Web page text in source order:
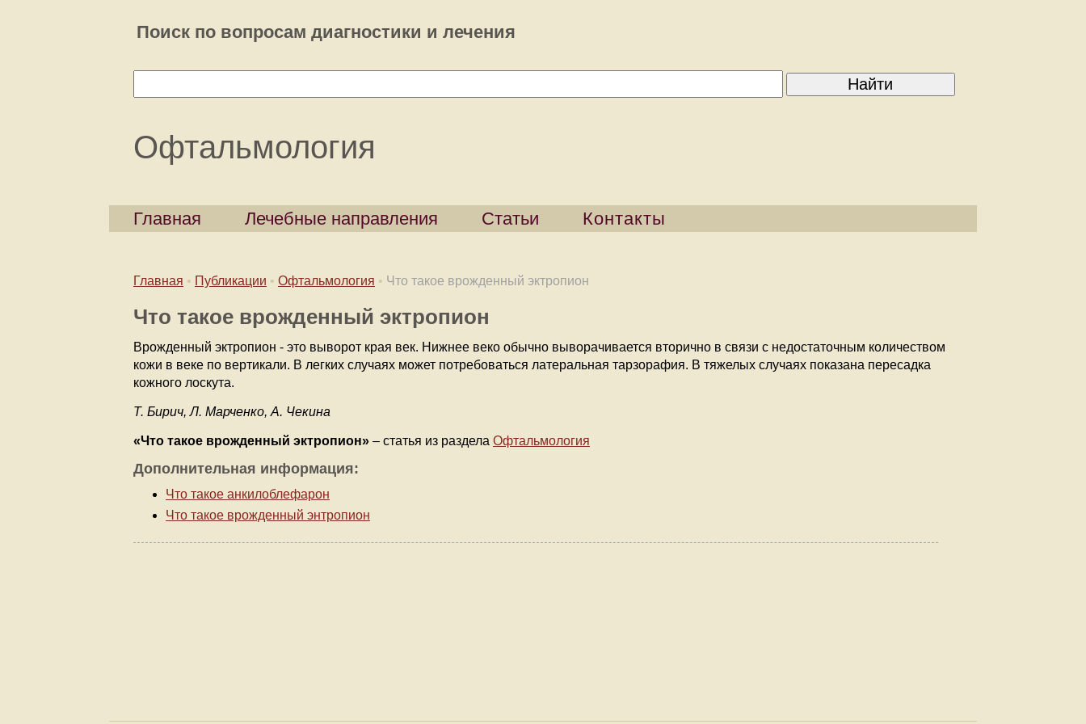
Поиск по вопросам диагностики и лечения
Офтальмология
Главная Лечебные направления Статьи Контакты
Главная • Публикации • Офтальмология • Что такое врожденный эктропион
Что такое врожденный эктропион
Врожденный эктропион - это выворот края век. Нижнее веко обычно выворачивается вторично в связи с недостаточным количеством
кожи в веке по вертикали. В легких случаях может потребоваться латеральная тарзорафия. В тяжелых случаях показана пересадка
кожного лоскута.
Т. Бирич, Л. Марченко, А. Чекина
«Что такое врожденный эктропион» – статья из раздела Офтальмология
Дополнительная информация:
Что такое анкилоблефарон
Что такое врожденный энтропион